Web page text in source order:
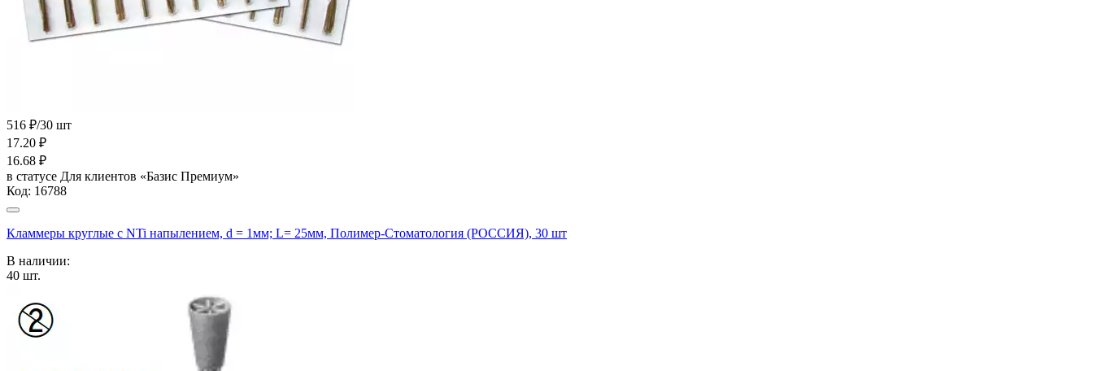
516 ₽/30 шт
17.20 ₽
16.68 ₽
в статусе Для клиентов «Базис Премиум»
Код: 16788
Кламмеры круглые с NTi напылением, d = 1мм; L= 25мм, Полимер-Стоматология (РОССИЯ), 30 шт
В наличии:
40 шт.